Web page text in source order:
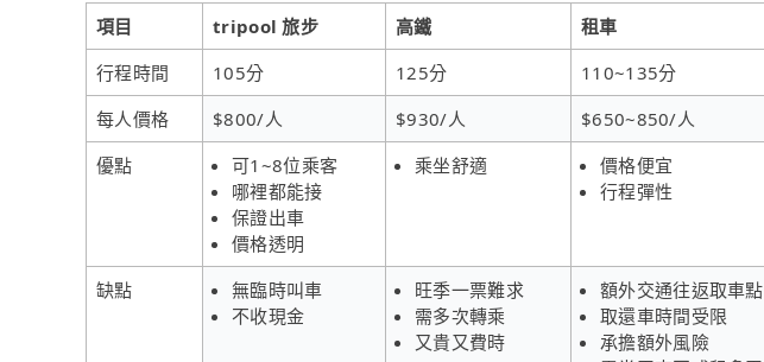
項目 tripool 旅步 高鐵 租車
行程時間
105分 125分 110~135分
每人價格
$800/人 $930/人 $650~850/人
優點
可1~8位乘客
哪裡都能接
保證出車
價格透明
乘坐舒適
價格便宜
行程彈性
缺點
無臨時叫車
不收現金
旺季一票難求
需多次轉乘
又貴又費時
額外交通往返取車點
取還車時間受限
承擔額外風險